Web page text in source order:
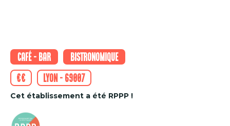
Café - Bar
Bistronomique
€€
Lyon - 69007
Cet établissement a été RPPP !